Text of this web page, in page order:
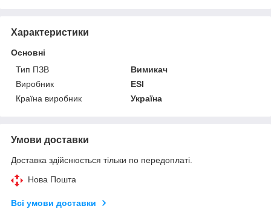
Характеристики
Основні
Тип ПЗВ
Вимикач
Виробник
ESI
Країна виробник
Україна
Умови доставки
Доставка здійснюється тільки по передоплаті.
Нова Пошта
Всі умови доставки